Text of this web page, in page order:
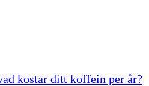
kostar ditt koffein per år?